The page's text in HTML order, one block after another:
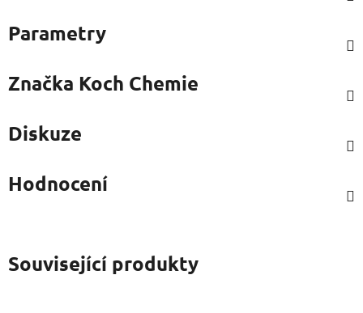
Parametry
Značka Koch Chemie
Diskuze
Hodnocení
Související produkty